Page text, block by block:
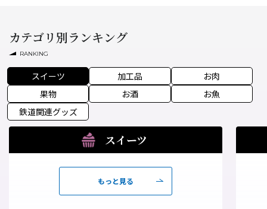
カテゴリ別ランキング
RANKING
スイーツ 加工品
お肉
果物
お酒
お魚
鉄道関連グッズ
スイーツ
もっと見る